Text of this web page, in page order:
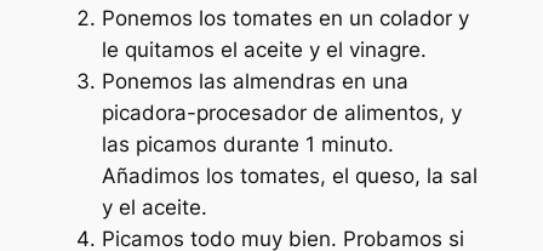
Ponemos los tomates en un colador y
le quitamos el aceite y el vinagre.
Ponemos las almendras en una
picadora-procesador de alimentos, y
las picamos durante 1 minuto.
Añadimos los tomates, el queso, la sal
y el aceite.
Picamos todo muy bien. Probamos si